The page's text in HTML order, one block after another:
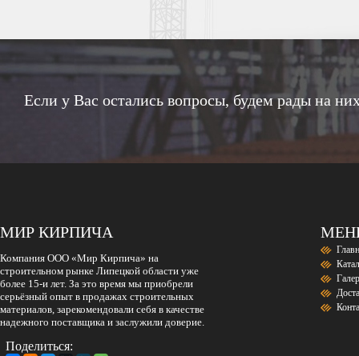
Если у Вас остались вопросы, будем рады на
МИР КИРПИЧА
Компания ООО «Мир Кирпича» на
строительном рынке Липецкой области уже
более 15-и лет. За это время мы приобрели
серьёзный опыт в продажах строительных
материалов, зарекомендовали себя в качестве
надежного поставщика и заслужили доверие.
Поделиться: